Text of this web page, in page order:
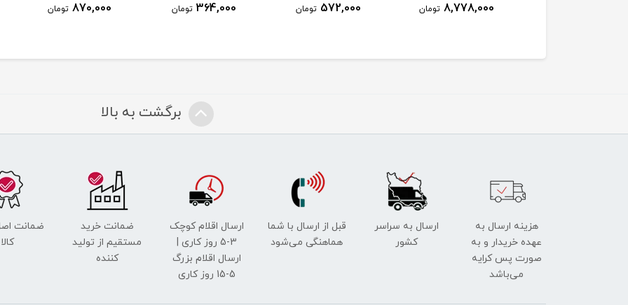
8,778,000 تومان 572,000 تومان 364,000 تومان 870,000 تومان
برگشت به بالا
هزینه ارسال به
عهده خریدار و به
صورت پس کرایه
می‌باشد
ارسال به سراسر
کشور
قبل از ارسال با شما
هماهنگی می‌شود
ارسال اقلام کوچک
3-5 روز کاری |
ارسال اقلام بزرگ
5-15 روز کاری
ضمانت خرید
مستقیم از تولید
کننده
ضمانت
کالا